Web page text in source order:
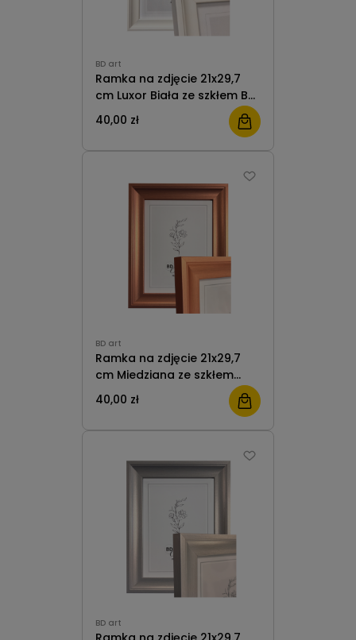
BD art
Ramka na zdjęcie 21x29,7
cm Luxor Biała ze szkłem BD
Art
40,00 zł
BD art
Ramka na zdjęcie 21x29,7
cm Miedziana ze szkłem
Luxor BD Art
40,00 zł
BD art